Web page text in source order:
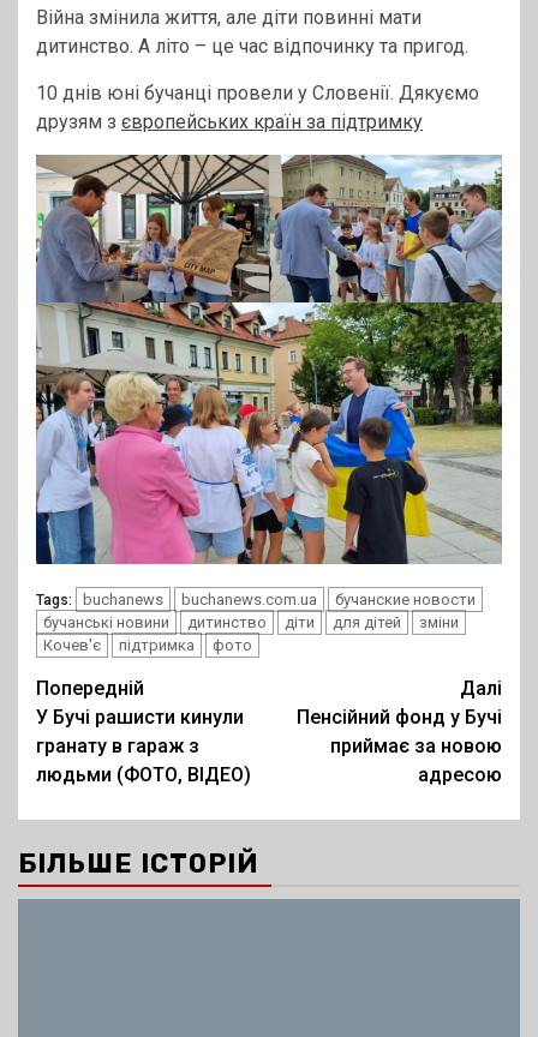
Війна змінила життя, але діти повинні мати
дитинство. А літо – це час відпочинку та пригод.
10 днів юні бучанці провели у Словенії. Дякуємо
друзям з європейських країн за підтримку
Tags: buchanews buchanews.com.ua
бучанские новости
бучанські новини
дитинство діти для дітей
зміни
Кочев'є
підтримка фото
Post
navigation
Попередній
У Бучі рашисти кинули
гранату в гараж з
людьми (ФОТО, ВІДЕО)
Далі
Пенсійний фонд у Бучі
приймає за новою
адресою
БІЛЬШЕ ІСТОРІЙ